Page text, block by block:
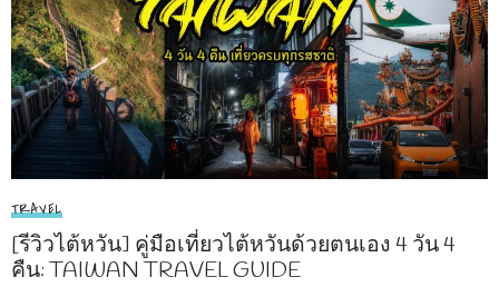
TRAVEL
[รีวิวไต้หวัน] คู่มือเที่ยวไต้หวันด้วยตนเอง 4 วัน 4
คืน: TAIWAN TRAVEL GUIDE